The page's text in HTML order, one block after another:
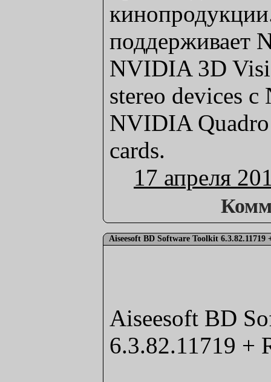
поддерживает
NVIDIA 3D
stereo devices
NVIDIA
cards.
17 апреля
Aiseesoft BD Software Toolkit 6.3.82.11719
Aiseesoft BD
6.3.82.11719 +